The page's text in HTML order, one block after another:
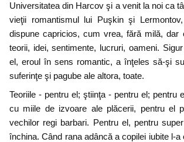
Universitatea din Harcov şi a venit la noi ca
vieţii romantismul lui Puşkin şi
dispune capricios, cum vrea, fără milă,
teorii, idei, sentimente, lucruri, oameni.
el, eroul în sens romantic, a înţeles să-şi
suferinţe şi pagube ale altora, toate.
Teoriile - pentru el; ştiinţa - pentru el; pentru
cu miile de izvoare ale plăcerii, pentru el
vechilor regi barbari. Pentru el, pentru
închina. Când rana adâncă a copilei iubite l-